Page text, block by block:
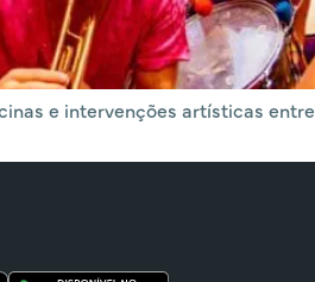
e intervenções artísticas